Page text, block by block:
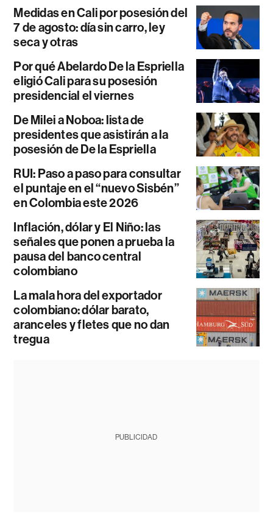
Medidas en Cali por posesión del
7 de agosto: día sin carro, ley
seca y otras
Por qué Abelardo De la Espriella
eligió Cali para su posesión
presidencial el viernes
De Milei a Noboa: lista de
presidentes que asistirán a la
posesión de De la Espriella
RUI: Paso a paso para consultar
el puntaje en el “nuevo Sisbén”
en Colombia este 2026
Inflación, dólar y El Niño: las
señales que ponen a prueba la
pausa del banco central
colombiano
La mala hora del exportador
colombiano: dólar barato,
aranceles y fletes que no dan
tregua
PUBLICIDAD